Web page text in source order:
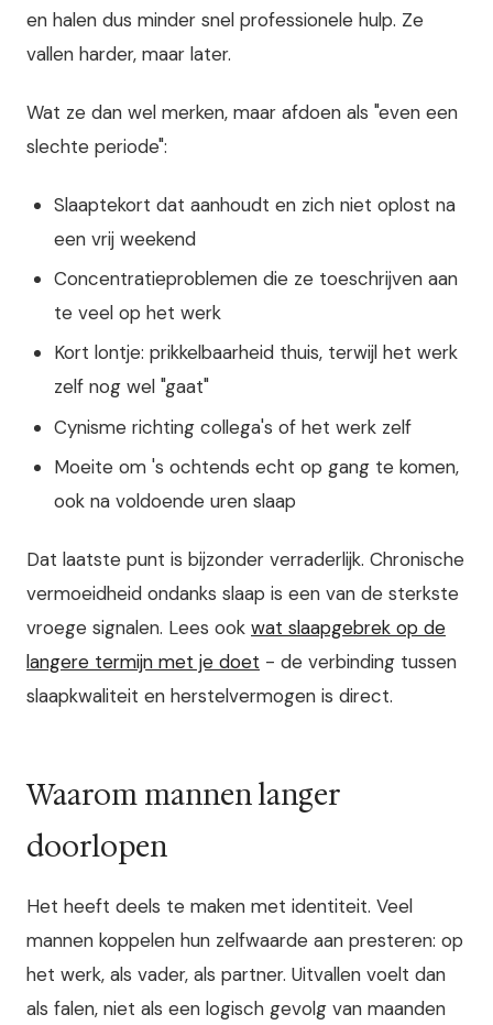
en halen dus minder snel professionele hulp. Ze
vallen harder, maar later.
Wat ze dan wel merken, maar afdoen als "even een
slechte periode":
Slaaptekort dat aanhoudt en zich niet oplost na
een vrij weekend
Concentratieproblemen die ze toeschrijven aan
te veel op het werk
Kort lontje: prikkelbaarheid thuis, terwijl het werk
zelf nog wel "gaat"
Cynisme richting collega's of het werk zelf
Moeite om 's ochtends echt op gang te komen,
ook na voldoende uren slaap
Dat laatste punt is bijzonder verraderlijk. Chronische
vermoeidheid ondanks slaap is een van de sterkste
vroege signalen. Lees ook wat slaapgebrek op de
langere termijn met je doet - de verbinding tussen
slaapkwaliteit en herstelvermogen is direct.
Waarom mannen langer
doorlopen
Het heeft deels te maken met identiteit. Veel
mannen koppelen hun zelfwaarde aan presteren: op
het werk, als vader, als partner. Uitvallen voelt dan
als falen, niet als een logisch gevolg van maanden